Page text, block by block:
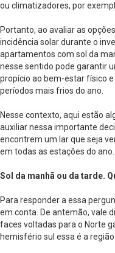
ou climatizadores, por
Portanto, ao avaliar as
incidência solar durante o
apartamentos com sol da
nesse sentido pode garantir
propício ao bem-estar físico
períodos mais frios do ano.
Nesse contexto, aqui estão
auxiliar nessa importante
encontrem um lar que seja
em todas as estações do ano.
Sol da manhã ou da tarde.
Para responder a essa
em conta. De antemão, vale
faces voltadas para o Norte
hemisfério sul essa é a